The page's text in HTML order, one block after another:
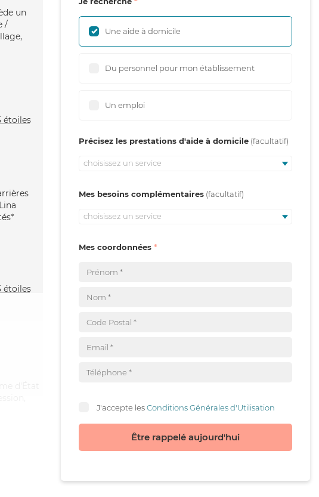
un
/
d'État
Une aide à domicile
Du personnel pour mon établissement
Un emploi
Précisez les prestations d'aide à domicile
choisissez un service
Mes besoins complémentaires
choisissez un service
Mes coordonnées
J'accepte lesConditions Générales d'Utilisation
Être rappelé aujourd'hui